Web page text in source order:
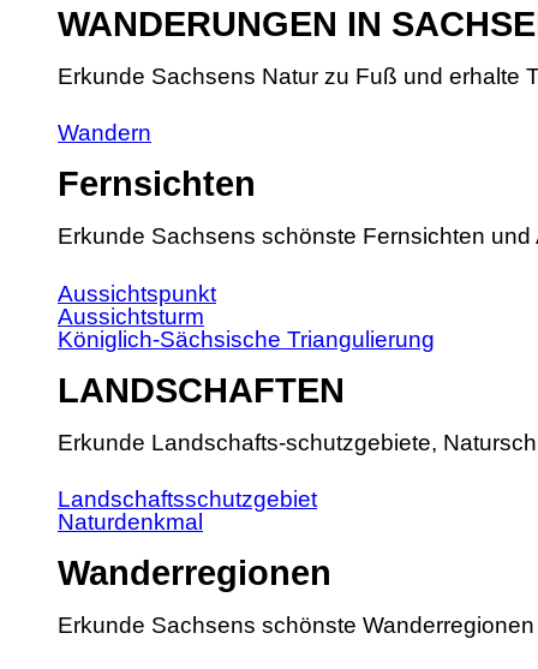
WANDERUNGEN IN
Erkunde Sachsens Natur zu Fuß und erhalte
Wandern
Fernsichten
Erkunde Sachsens schönste Fernsichten und
Aussichtspunkt
Aussichtsturm
Königlich-Sächsische Triangulierung
LANDSCHAFTEN
Erkunde Landschafts-schutzgebiete,
Landschaftsschutzgebiet
Naturdenkmal
Wanderregionen
Erkunde Sachsens schönste Wanderregionen